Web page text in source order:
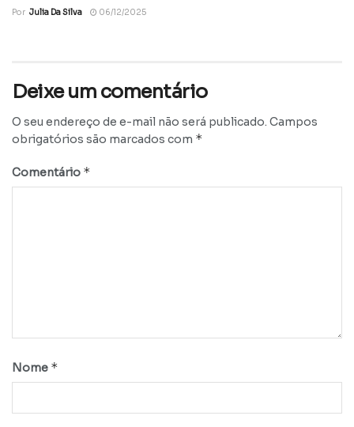
Por Julia Da Silva 06/12/2025
Deixe um comentário
O seu endereço de e-mail não será publicado. Campos
obrigatórios são marcados com *
Comentário *
Nome *